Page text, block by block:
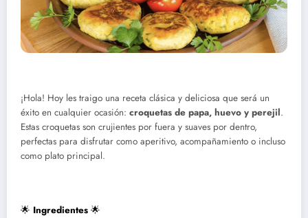
¡Hola! Hoy les traigo una receta clásica y deliciosa que será un
éxito en cualquier ocasión: croquetas de papa, huevo y perejil.
Estas croquetas son crujientes por fuera y suaves por dentro,
perfectas para disfrutar como aperitivo, acompañamiento o incluso
como plato principal.
🌟 Ingredientes 🌟